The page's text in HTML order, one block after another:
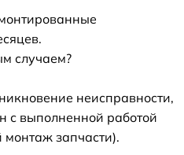
случаем?
неисправности,
с выполненной работой
запчасти).